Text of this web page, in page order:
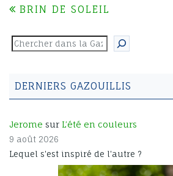
DE
L’ARTICLE
BRIN DE SOLEIL
Rechercher
DERNIERS GAZOUILLIS
Jerome sur L’été en couleurs
9 août 2026
Lequel s'est inspiré de l'autre ?